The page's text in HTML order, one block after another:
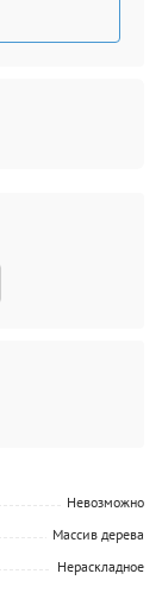
Невозможно
Массив дерева
Нераскладное